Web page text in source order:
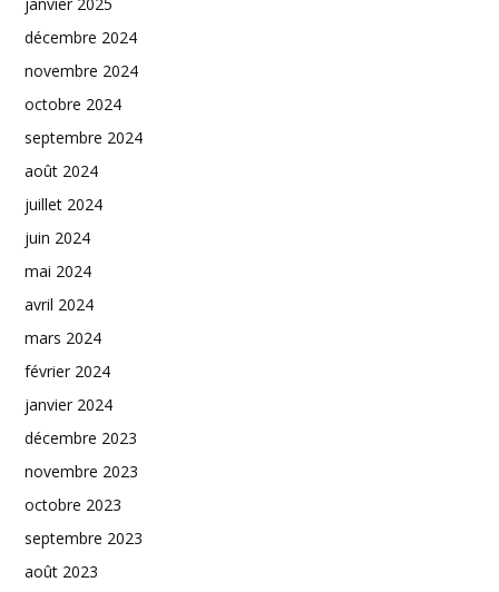
décembre 2024
novembre 2024
octobre 2024
septembre 2024
août 2024
juillet 2024
juin 2024
mai 2024
avril 2024
mars 2024
février 2024
janvier 2024
décembre 2023
novembre 2023
octobre 2023
septembre 2023
août 2023